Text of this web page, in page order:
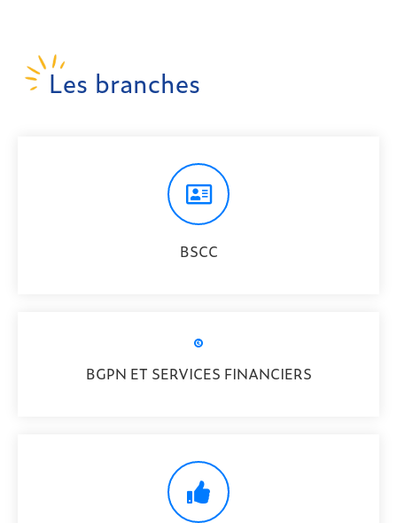
Les branches
BSCC
BGPN ET SERVICES FINANCIERS